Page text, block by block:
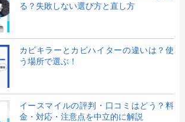
る？失敗しない選び方と直し方
カビキラーとカビハイターの違いは？使
う場所で選ぶ！
イースマイルの評判・口コミはどう？料
金・対応・注意点を中立的に解説